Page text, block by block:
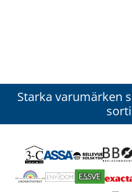
Starka varumärken